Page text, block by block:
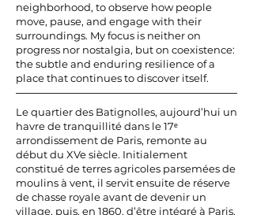
neighborhood, to observe how people
move, pause, and engage with their
surroundings. My focus is neither on
progress nor nostalgia, but on coexistence:
the subtle and enduring resilience of a
place that continues to discover itself.
Le quartier des Batignolles, aujourd’hui un
havre de tranquillité dans le 17ᵉ
arrondissement de Paris, remonte au
début du XVe siècle. Initialement
constitué de terres agricoles parsemées de
moulins à vent, il servit ensuite de réserve
de chasse royale avant de devenir un
village, puis, en 1860, d’être intégré à Paris.